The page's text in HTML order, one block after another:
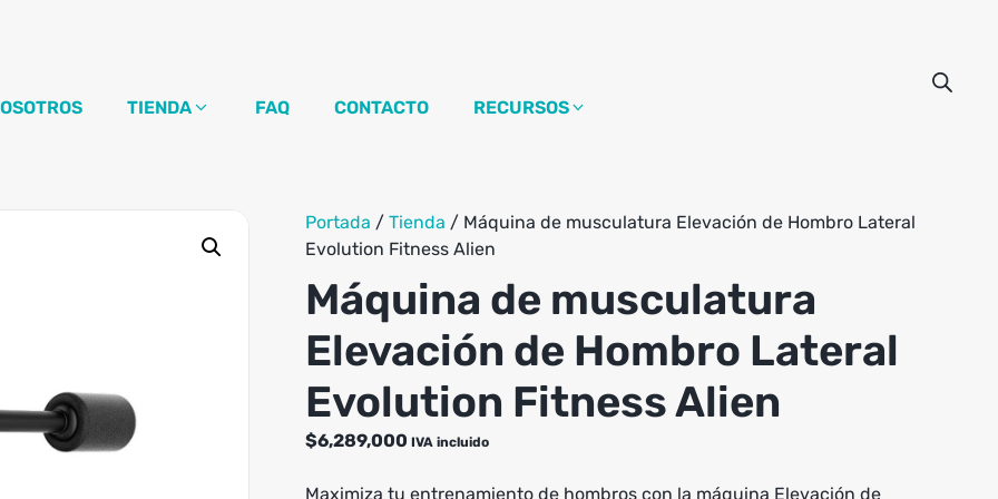
TIENDA FAQ CONTACTO RECURSOS
Portada / Tienda / Máquina de musculatura Elevación de Hombro Lateral
Evolution Fitness Alien
Máquina de musculatura
Elevación de Hombro Lateral
Evolution Fitness Alien
$6,289,000 IVA incluido
Maximiza tu entrenamiento de hombros con la máquina Elevación de